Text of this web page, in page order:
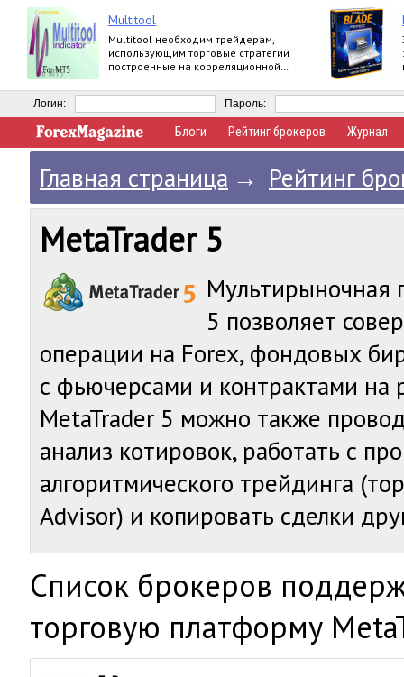
Multitool
Multitool необходим трейдерам,
использующим торговые стратегии
построенные на корреляционной
Логин: Пароль:
Блоги Рейтинг брокеров Журнал
Главная страница → Рейтинг
MetaTrader 5
Мультирыночная
5 позволяет
операции на Forex, фондовых
с фьючерсами и контрактами
MetaTrader 5 можно также
анализ котировок, работать с
алгоритмического трейдинга
Advisor) и копировать сделки
Cписок брокеров
торговую платформу